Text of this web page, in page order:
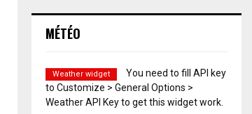
MÉTÉO
Weather widget
You need to fill API key
to Customize > General Options >
Weather API Key to get this widget work.